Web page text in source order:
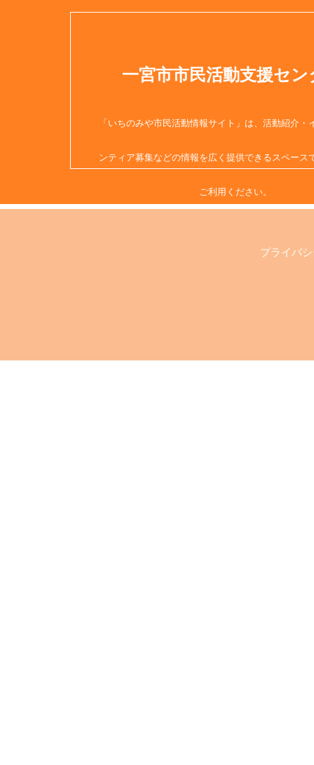
一宮市市民活動支援セン
「いちのみや市民活動情報サイト」は、活動紹介・
ンティア募集などの情報を広く提供できるスペース
ご利用ください。
プライバ